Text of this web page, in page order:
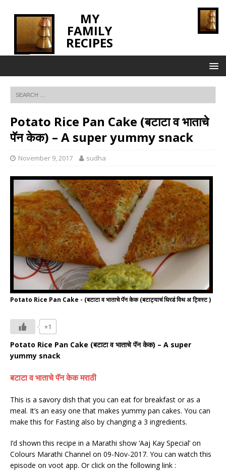
MY
FAMILY
RECIPES
Potato Rice Pan Cake (बटाटा व भाताचे
पॅन केक) – A super yummy snack
November 9, 2017 sudha
Potato Rice Pan Cake - (बटाटा व भाताचे पॅन केक (बटाट्याचं धिरडं विथ अ ट्विस्ट )
+1
Potato Rice Pan Cake (बटाटा व भाताचे पॅन केक) – A super
yummy snack
बटाटा व भाताचे पॅन केकमराठी
This is a savory dish that you can eat for breakfast or as a
meal. It’s an easy one that makes yummy pan cakes. You can
make this for Fasting also by changing a 3 ingredients.
I’d shown this recipe in a Marathi show ‘Aaj Kay Special’ on
Colours Marathi Channel on 09-Nov-2017. You can watch this
episode on voot app. Or click on the following link :